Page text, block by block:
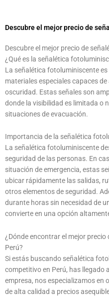
Descubre el mejor precio de
Descubre el mejor precio de
¿Qué es la señalética
La señalética fotoluminiscente
materiales especiales capaces
oscuridad. Estas señales son
donde la visibilidad es limitada o
situaciones de evacuación.
Importancia de la señalética
La señalética fotoluminiscente
seguridad de las personas. En
situación de emergencia, estas
ubicar rápidamente las salidas,
otros elementos de seguridad.
durante horas sin necesidad de
convierte en una opción
¿Dónde encontrar el mejor
Perú?
Si estás buscando señalética
competitivo en Perú, has llegado
empresa, nos especializamos en
de alta calidad a precios